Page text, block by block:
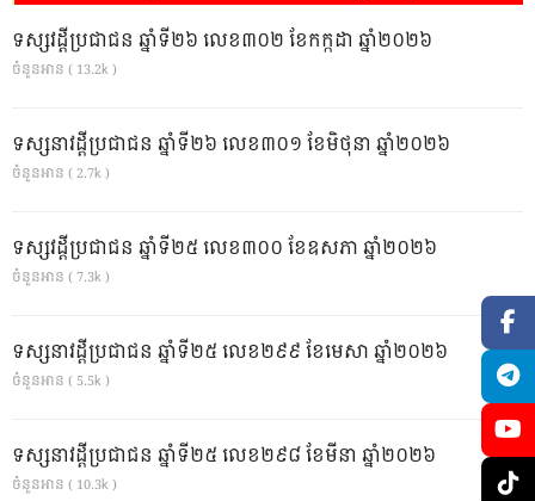
ទស្សវដ្តីប្រជាជន ឆ្នាំទី២៦ លេខ៣០២ ខែកក្កដា ឆ្នាំ២០២៦
ចំនួនអាន ( 13.2k )
ទស្សនាវដ្ដីប្រជាជន ឆ្នាំទី២៦ លេខ៣០១ ខែមិថុនា ឆ្នាំ២០២៦
ចំនួនអាន ( 2.7k )
ទស្សវដ្តីប្រជាជន ឆ្នាំទី២៥ លេខ៣០០ ខែឧសភា ឆ្នាំ២០២៦
ចំនួនអាន ( 7.3k )
ទស្សនាវដ្ដីប្រជាជន ឆ្នាំទី២៥ លេខ២៩៩ ខែមេសា ឆ្នាំ២០២៦
ចំនួនអាន ( 5.5k )
ទស្សនាវដ្ដីប្រជាជន ឆ្នាំទី២៥ លេខ២៩៨ ខែមីនា ឆ្នាំ២០២៦
ចំនួនអាន ( 10.3k )